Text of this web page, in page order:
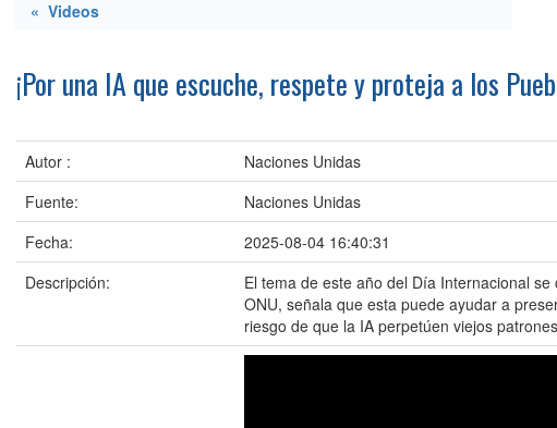
« Videos
¡Por una IA que escuche, respete y proteja a los
Autor :
Naciones Unidas
Fuente:
Naciones Unidas
Fecha:
2025-08-04 16:40:31
Descripción:
El tema de este año del Día Internacional
ONU, señala que esta puede ayudar a
riesgo de que la IA perpetúen viejos